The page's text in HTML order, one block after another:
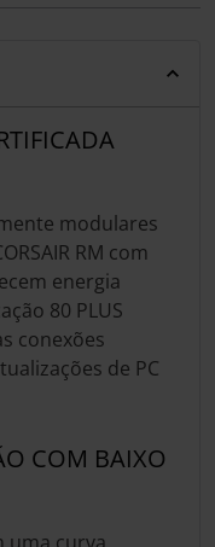
modulares
RM com
energia
80 PLUS
conexões
de PC
COM BAIXO
uma curva